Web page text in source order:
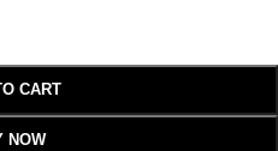
CART
NOW